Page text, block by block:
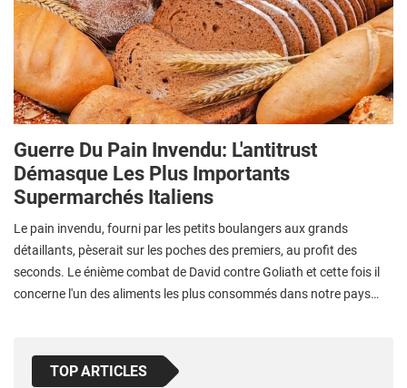
Guerre Du Pain Invendu: L'antitrust
Démasque Les Plus Importants
Supermarchés Italiens
Le pain invendu, fourni par les petits boulangers aux grands
détaillants, pèserait sur les poches des premiers, au profit des
seconds. Le énième combat de David contre Goliath et cette fois il
concerne l'un des aliments les plus consommés dans notre pays…
TOP ARTICLES